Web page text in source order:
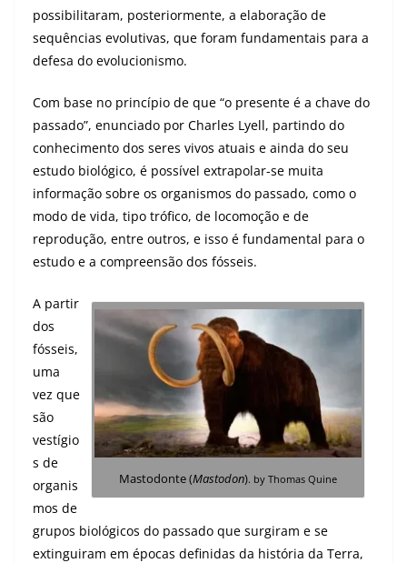
possibilitaram, posteriormente, a elaboração de
sequências evolutivas, que foram fundamentais para a
defesa do evolucionismo.
Com base no princípio de que “o presente é a chave do
passado”, enunciado por Charles Lyell, partindo do
conhecimento dos seres vivos atuais e ainda do seu
estudo biológico, é possível extrapolar-se muita
informação sobre os organismos do passado, como o
modo de vida, tipo trófico, de locomoção e de
reprodução, entre outros, e isso é fundamental para o
estudo e a compreensão dos fósseis.
Mastodonte (Mastodon). by Thomas Quine
A partir
dos
fósseis,
uma
vez que
são
vestígio
s de
organis
mos de
grupos biológicos do passado que surgiram e se
extinguiram em épocas definidas da história da Terra,